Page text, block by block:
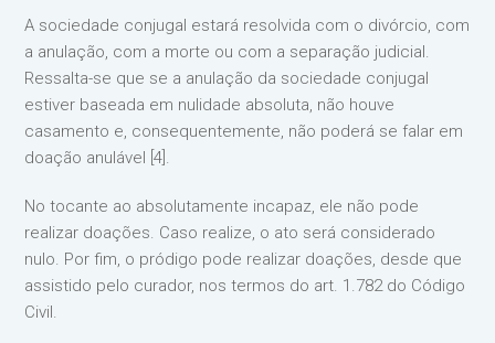
A sociedade conjugal estará resolvida com o divórcio, com
a anulação, com a morte ou com a separação judicial.
Ressalta-se que se a anulação da sociedade conjugal
estiver baseada em nulidade absoluta, não houve
casamento e, consequentemente, não poderá se falar em
doação anulável [4].
No tocante ao absolutamente incapaz, ele não pode
realizar doações. Caso realize, o ato será considerado
nulo. Por fim, o pródigo pode realizar doações, desde que
assistido pelo curador, nos termos do art. 1.782 do Código
Civil.